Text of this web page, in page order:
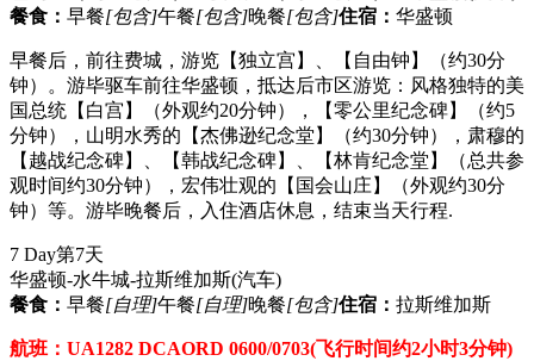
餐食： 早餐[包含]午餐[包含]晚餐[包含]住宿： 华盛顿
早餐后，前往费城，游览【独立宫】、【自由钟】（约30分
钟）。游毕驱车前往华盛顿，抵达后市区游览：风格独特的美
国总统【白宫】（外观约20分钟），【零公里纪念碑】（约5
分钟），山明水秀的【杰佛逊纪念堂】（约30分钟），肃穆的
【越战纪念碑】、【韩战纪念碑】、【林肯纪念堂】（总共参
观时间约30分钟），宏伟壮观的【国会山庄】（外观约30分
钟）等。游毕晚餐后，入住酒店休息，结束当天行程.
7 Day第7天
华盛顿-水牛城-拉斯维加斯(汽车)
餐食： 早餐[自理]午餐[自理]晚餐[包含]住宿： 拉斯维加斯
航班：UA1282 DCAORD 0600/0703(飞行时间约2小时3分钟)